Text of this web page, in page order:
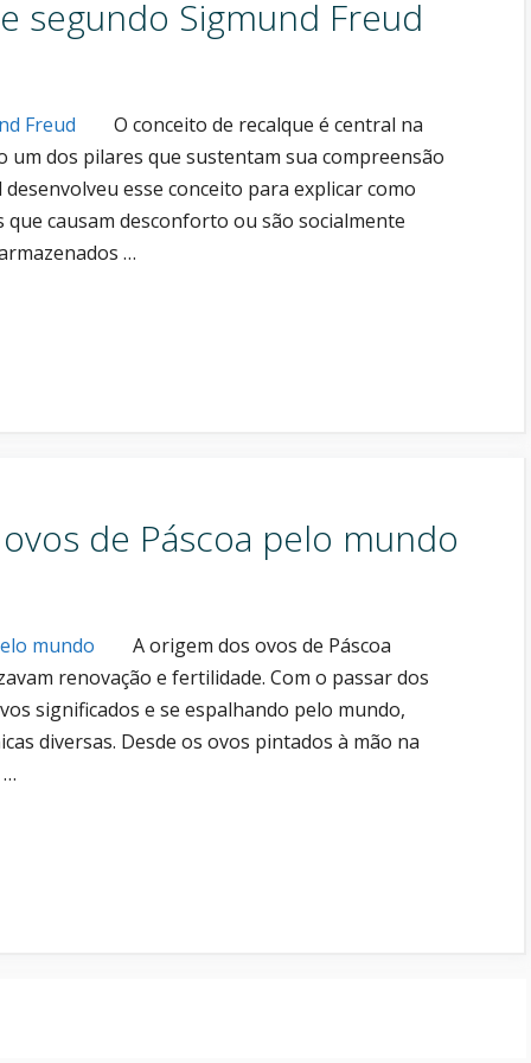
segundo Sigmund Freud
O conceito de recalque é central na
um dos pilares que sustentam sua compreensão
esse conceito para explicar como
causam desconforto ou são socialmente
…
de Páscoa pelo mundo
A origem dos ovos de Páscoa
renovação e fertilidade. Com o passar dos
significados e se espalhando pelo mundo,
diversas. Desde os ovos pintados à mão na
…